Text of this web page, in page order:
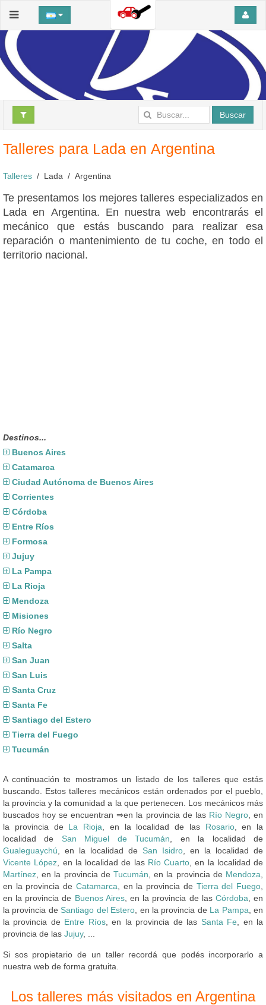
Buscar
Talleres para Lada en Argentina
Talleres Lada Argentina
Te presentamos los mejores talleres especializados en
Lada en Argentina. En nuestra web encontrarás el
mecánico que estás buscando para realizar esa
reparación o mantenimiento de tu coche, en todo el
territorio nacional.
Destinos...
Buenos Aires
Catamarca
Ciudad Autónoma de Buenos Aires
Corrientes
Córdoba
Entre Ríos
Formosa
Jujuy
La Pampa
La Rioja
Mendoza
Misiones
Río Negro
Salta
San Juan
San Luis
Santa Cruz
Santa Fe
Santiago del Estero
Tierra del Fuego
Tucumán
A continuación te mostramos un listado de los talleres que estás
buscando. Estos talleres mecánicos están ordenados por el pueblo,
la provincia y la comunidad a la que pertenecen. Los mecánicos más
buscados hoy se encuentran ⇒en la provincia de las Río Negro, en
la provincia de La Rioja , en la localidad de las Rosario, en la
localidad de San Miguel de Tucumán , en la localidad de
Gualeguaychú , en la localidad de San Isidro , en la localidad de
Vicente López , en la localidad de las Río Cuarto , en la localidad de
Martínez , en la provincia de Tucumán , en la provincia de Mendoza
en la provincia de Catamarca , en la provincia de Tierra del Fuego
en la provincia de Buenos Aires, en la provincia de las Córdoba , en
la provincia de Santiago del Estero , en la provincia de La Pampa , en
la provincia de Entre Ríos, en la provincia de las Santa Fe , en la
provincia de las Jujuy, ...
Si sos propietario de un taller recordá que podés incorporarlo a
nuestra web de forma gratuita.
Los talleres más visitados en Argentina